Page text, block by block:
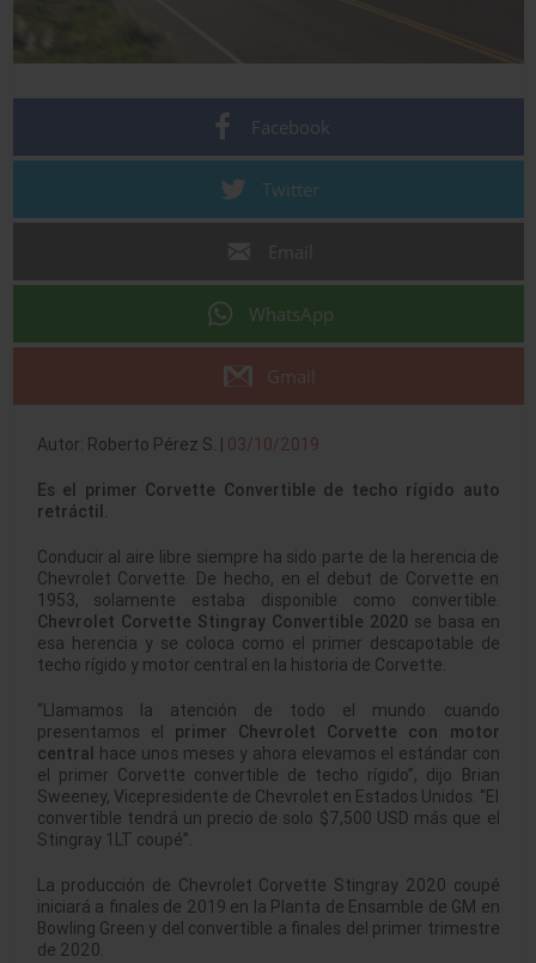
Facebook
Twitter
WhatsApp
Gmail
Autor: Roberto Pérez S. | 03/10/2019
Es el primer Corvette Convertible de techo rígido auto
retráctil.
Conducir al aire libre siempre ha sido parte de la herencia de
Chevrolet Corvette. De hecho, en el debut de Corvette en
1953, solamente estaba disponible como convertible.
Chevrolet Corvette Stingray Convertible 2020 se basa en
esa herencia y se coloca como el primer descapotable de
techo rígido y motor central en la historia de Corvette.
“Llamamos la atención de todo el mundo cuando
presentamos el primer
Chevrolet Corvette con motor
central hace unos meses y ahora elevamos el estándar con
el primer Corvette convertible de techo rígido”, dijo Brian
Sweeney, Vicepresidente de Chevrolet en Estados Unidos. “El
convertible tendrá un precio de solo $7,500 USD más que el
Stingray 1LT coupé”.
La producción de Chevrolet Corvette Stingray 2020 coupé
iniciará a finales de 2019 en la Planta de Ensamble de GM en
Bowling Green y del convertible a finales del primer trimestre
de 2020.